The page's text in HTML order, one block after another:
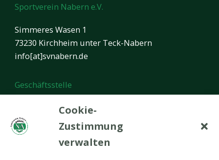
Cookie-
Zustimmung
verwalten
Sportverein Nabern e.V.
Simmeres Wasen 1
73230 Kirchheim unter Teck-Nabern
info[at]svnabern.de
Geschäftsstelle
Öffnungszeiten:
Montag von 17.00 bis 20.00 Uhr
In den Ferien ist die Geschäftsstelle geschlossen.